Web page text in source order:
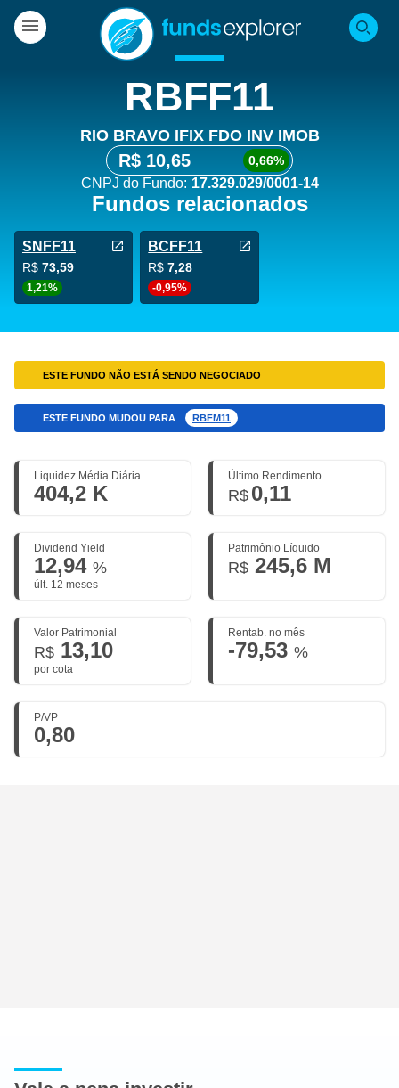
RBFF11
RIO BRAVO IFIX FDO INV IMOB
R$ 10,65 0,66%
CNPJ do Fundo: 17.329.029/0001-14
Fundos relacionados
SNFF11
R$ 73,59
1,21%
BCFF11
R$7,28
-0,95%
ESTE FUNDO NÃO ESTÁ SENDO NEGOCIADO
ESTE FUNDO MUDOU PARA RBFM11
Liquidez Média Diária
404,2 K
Último Rendimento
R$ 0,11
Dividend Yield
12,94 %
últ. 12 meses
Patrimônio Líquido
R$ 245,6 M
Valor Patrimonial
R$ 13,10
por cota
Rentab. no mês
-79,53 %
P/VP
0,80